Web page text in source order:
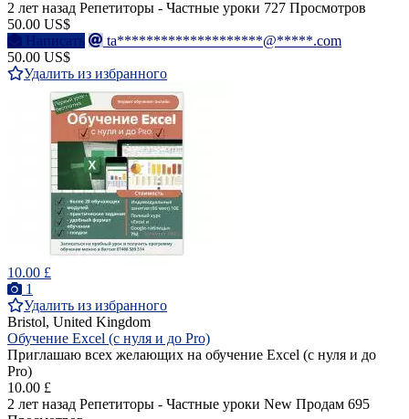
2 лет назад Репетиторы - Частные уроки 727 Просмотров
50.00 US$
Написать
ta********************@*****.com
50.00 US$
Удалить из избранного
10.00 £
1
Удалить из избранного
Bristol, United Kingdom
Обучение Excel (с нуля и до Pro)
Приглашаю всех желающих на обучение Excel (с нуля и до
Pro)
10.00 £
2 лет назад Репетиторы - Частные уроки New Продам 695